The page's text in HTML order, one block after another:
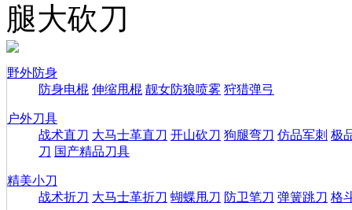
腿大砍刀
野外防身
防身电棍 伸缩甩棍 靓女防狼喷雾 狩猎弹弓
户外刀具
战术直刀 大马士革直刀 开山砍刀 狗腿弯刀 仿品军刺 极
刀 国产精品刀具
精美小刀
战术折刀 大马士革折刀 蝴蝶甩刀 防卫笔刀 弹簧跳刀 格